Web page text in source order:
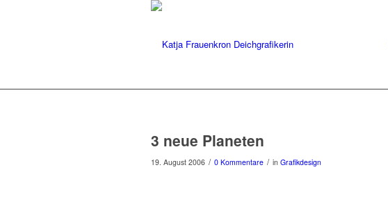
3 neue Planeten
19. August 2006 / 0 Kommentare / in Grafikdesign